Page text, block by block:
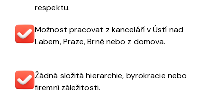
respektu.
Možnost pracovat z kanceláří v Ústí nad
Labem, Praze, Brně nebo z domova.
Žádná složitá hierarchie, byrokracie nebo
firemní záležitosti.